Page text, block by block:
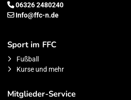
06326 2480240
Info@ffc-n.de
Sport im FFC
Fußball
Kurse und mehr
Mitglieder-Service